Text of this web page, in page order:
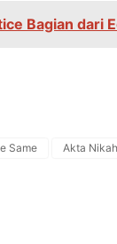
Bagian dari
Same Akta Nikah